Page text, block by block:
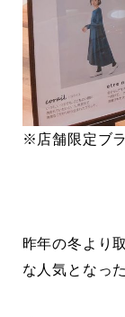
※店舗限定ブ
昨年の冬より
な人気となっ